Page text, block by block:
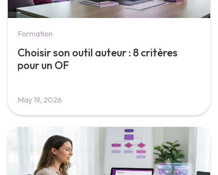
Formation
Choisir son outil auteur : 8 critères
pour un OF
May 19, 2026